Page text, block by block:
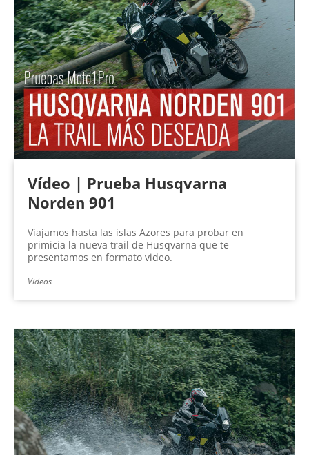
Vídeo | Prueba Husqvarna
Norden 901
Viajamos hasta las islas Azores para probar en
primicia la nueva trail de Husqvarna que te
presentamos en formato video.
Videos